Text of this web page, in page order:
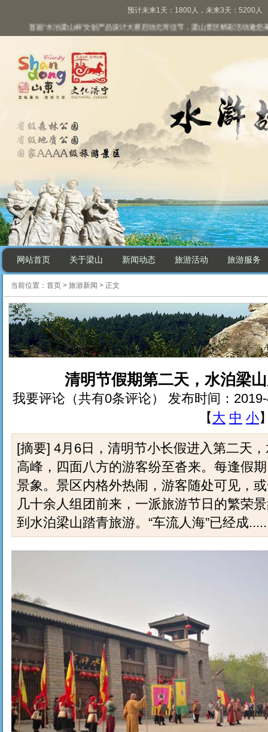
预计未来1天：1800人，未来3天：5200人
首届“水泊梁山杯”文创产品设计大赛启动元宵佳节，梁山景区精彩活动邀您来“
网站首页 关于梁山 新闻动态 旅游活动 旅游服务
当前位置： 首页 > 旅游新闻 > 正文
清明节假期第二天，水泊梁
我要评论（共有0条评论） 发布时间：
【大 中 小
[摘要] 4月6日，清明节小长假进入第二天
高峰，四面八方的游客纷至沓来。每逢假
景象。景区内格外热闹，游客随处可见，
几十余人组团前来，一派旅游节日的繁荣
到水泊梁山踏青旅游。“车流人海”已经成